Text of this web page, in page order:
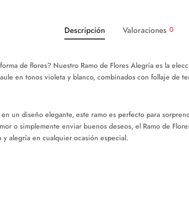
Descripción Valoraciones 0
de flores? Nuestro Ramo de Flores Alegría es la
en tonos violeta y blanco, combinados con follaje de
un diseño elegante, este ramo es perfecto para
o simplemente enviar buenos deseos, el Ramo de
alegría en cualquier ocasión especial.